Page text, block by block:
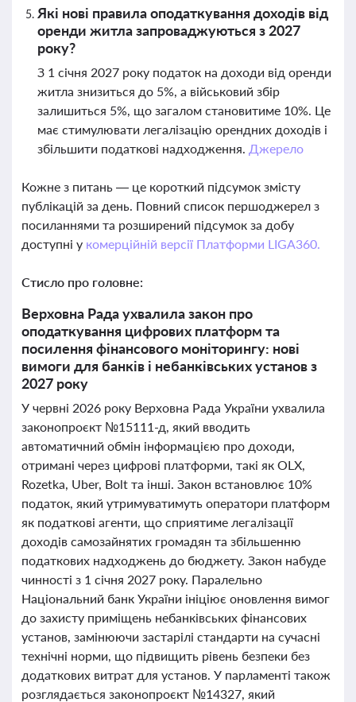
Які нові правила оподаткування доходів від
оренди житла запроваджуються з 2027
року?
З 1 січня 2027 року податок на доходи від оренди
житла знизиться до 5%, а військовий збір
залишиться 5%, що загалом становитиме 10%. Це
має стимулювати легалізацію орендних доходів і
збільшити податкові надходження. Джерело
Кожне з питань — це короткий підсумок змісту
публікацій за день. Повний список першоджерел з
посиланнями та розширений підсумок за добу
доступні у комерційній версії Платформи LIGA360.
Стисло про головне:
Верховна Рада ухвалила закон про
оподаткування цифрових платформ та
посилення фінансового моніторингу: нові
вимоги для банків і небанківських установ з
2027 року
У червні 2026 року Верховна Рада України ухвалила
законопроєкт №15111-д, який вводить
автоматичний обмін інформацією про доходи,
отримані через цифрові платформи, такі як OLX,
Rozetka, Uber, Bolt та інші. Закон встановлює 10%
податок, який утримуватимуть оператори платформ
як податкові агенти, що сприятиме легалізації
доходів самозайнятих громадян та збільшенню
податкових надходжень до бюджету. Закон набуде
чинності з 1 січня 2027 року. Паралельно
Національний банк України ініціює оновлення вимог
до захисту приміщень небанківських фінансових
установ, замінюючи застарілі стандарти на сучасні
технічні норми, що підвищить рівень безпеки без
додаткових витрат для установ. У парламенті також
розглядається законопроєкт №14327, який